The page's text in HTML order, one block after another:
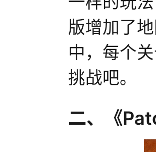
版增加了
中，每个
挑战吧。
二、《